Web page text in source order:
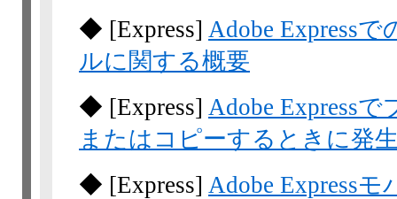
◆ [Express] Adobe Express
ルに関する概要
◆ [Express] Adobe Express
またはコピーするときに発
◆ [Express] Adobe Express